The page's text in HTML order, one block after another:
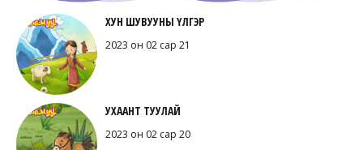
ХУН ШУВУУНЫ ҮЛГЭР
2023 он 02 сар 21
УХААНТ ТУУЛАЙ
2023 он 02 сар 20